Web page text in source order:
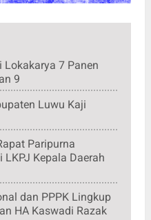
Lokakarya 7 Panen
9
Luwu Kaji
Paripurna
LKPJ Kepala Daerah
dan PPPK Lingkup
HA Kaswadi Razak